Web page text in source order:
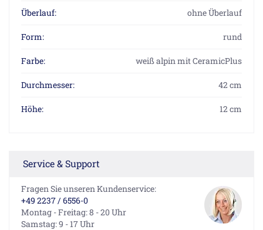
Überlauf: ohne Überlauf
Form: rund
Farbe: weiß alpin mit CeramicPlus
Durchmesser: 42 cm
Höhe: 12 cm
Service & Support
Fragen Sie unseren Kundenservice:
+49 2237 / 6556-0
Montag - Freitag: 8 - 20 Uhr
Samstag: 9 - 17 Uhr